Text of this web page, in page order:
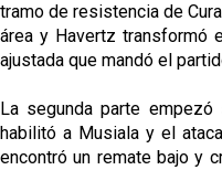
tramo de resistencia de
área y Havertz transformó
ajustada que mandó el
La segunda parte
habilitó a Musiala y el
encontró un remate bajo y